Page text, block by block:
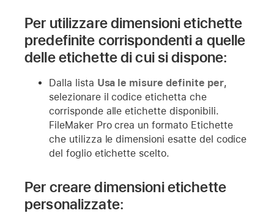
Per utilizzare dimensioni etichette
predefinite corrispondenti a quelle
delle etichette di cui si dispone:
Dalla lista Usa le misure definite per,
selezionare il codice etichetta che
corrisponde alle etichette disponibili.
FileMaker Pro crea un formato Etichette
che utilizza le dimensioni esatte del codice
del foglio etichette scelto.
Per creare dimensioni etichette
personalizzate: